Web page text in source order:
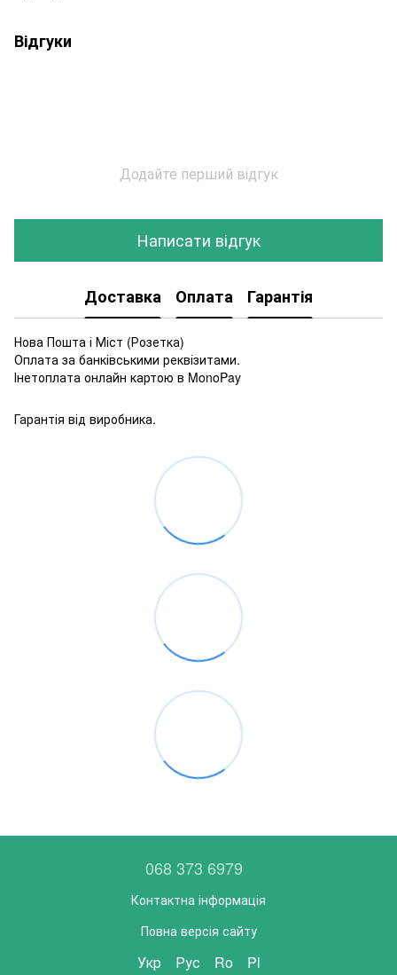
Відгуки
Додайте перший відгук
Написати відгук
Доставка Оплата Гарантія
Нова Пошта і Міст (Розетка)
Оплата за банківськими реквізитами.
Інетоплата онлайн картою в MonoPay
Гарантія від виробника.
068 373 6979
Контактна інформація
Повна версія сайту
Укр Рус Ro Pl